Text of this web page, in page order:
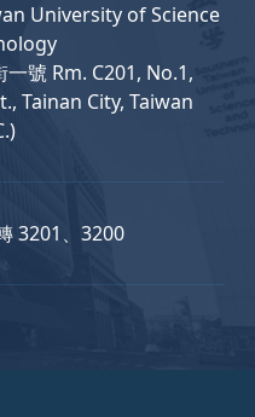
University of Science
號 Rm. C201, No.1,
Tainan City, Taiwan
3201、3200